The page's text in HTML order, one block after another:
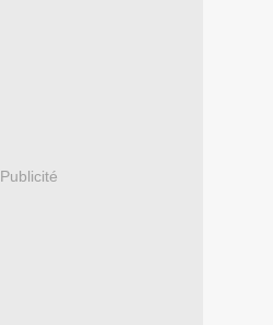
Publicité